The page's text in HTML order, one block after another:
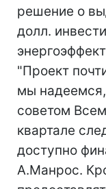
решение о
долл.
"Проект
мы надеемся,
советом
квартале
доступно
А.Манрос.